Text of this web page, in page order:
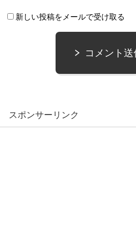
新しい投稿をメールで受け取る
コメント送
スポンサーリンク